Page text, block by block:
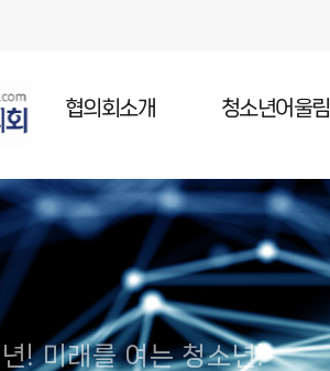
협의회소개
인사말
설립목적
주요연혁
조직임원
오시는길
청소년어울
청소년어울림마
청소년어울림마
청소년어울림마
! 미래를 여는 청소년!